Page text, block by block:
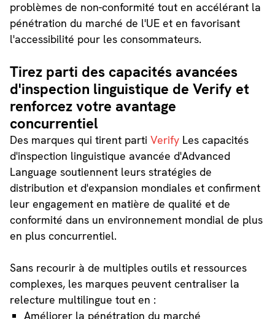
problèmes de non-conformité tout en accélérant la
pénétration du marché de l'UE et en favorisant
l'accessibilité pour les consommateurs.
Tirez parti des capacités avancées
d'inspection linguistique de Verify et
renforcez votre avantage
concurrentiel
Des marques qui tirent parti Verify Les capacités
d'inspection linguistique avancée d'Advanced
Language soutiennent leurs stratégies de
distribution et d'expansion mondiales et confirment
leur engagement en matière de qualité et de
conformité dans un environnement mondial de plus
en plus concurrentiel.
Sans recourir à de multiples outils et ressources
complexes, les marques peuvent centraliser la
relecture multilingue tout en :
Améliorer la pénétration du marché